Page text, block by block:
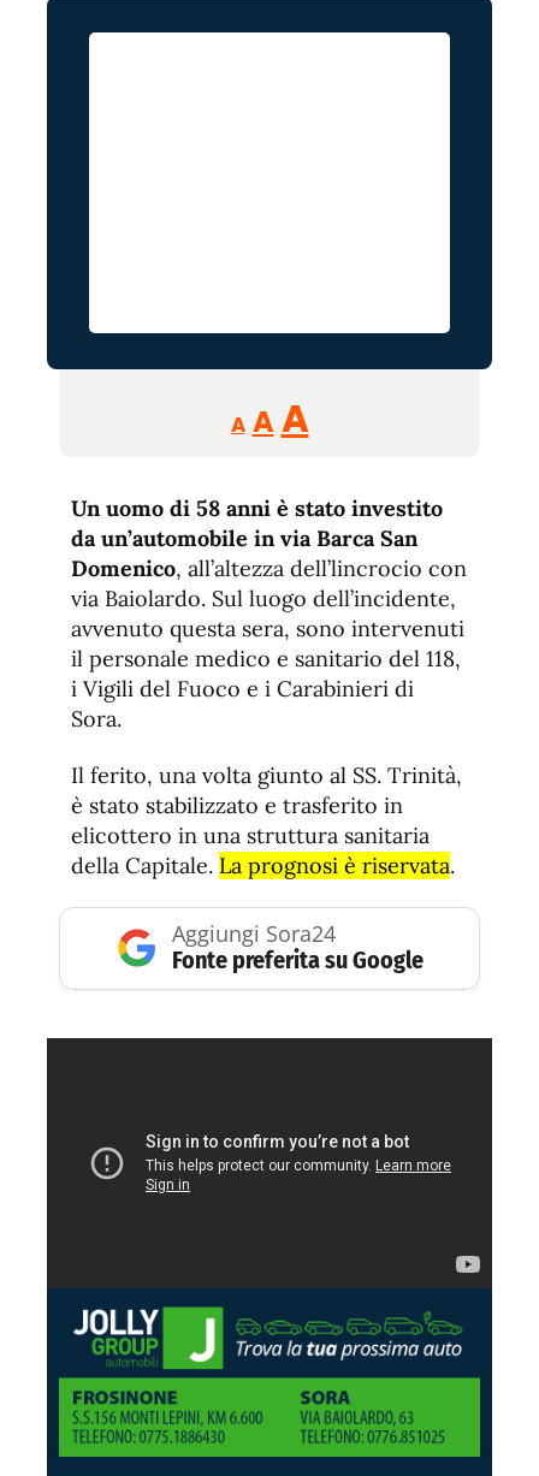
A
Reducir
tamaño
A Restablecer
tamaño
de
fuente
AAumentar
de
fuente.
Un uomo di 58 anni è stato investito
da un’automobile in via Barca San
Domenico, all’altezza dell’lincrocio con
via Baiolardo. Sul luogo dell’incidente,
avvenuto questa sera, sono intervenuti
il personale medico e sanitario del 118,
i Vigili del Fuoco e i Carabinieri di
Sora.
Il ferito, una volta giunto al SS. Trinità,
è stato stabilizzato e trasferito in
elicottero in una struttura sanitaria
della Capitale. La prognosi è riservata.
Aggiungi Sora24
Fonte preferita su Google